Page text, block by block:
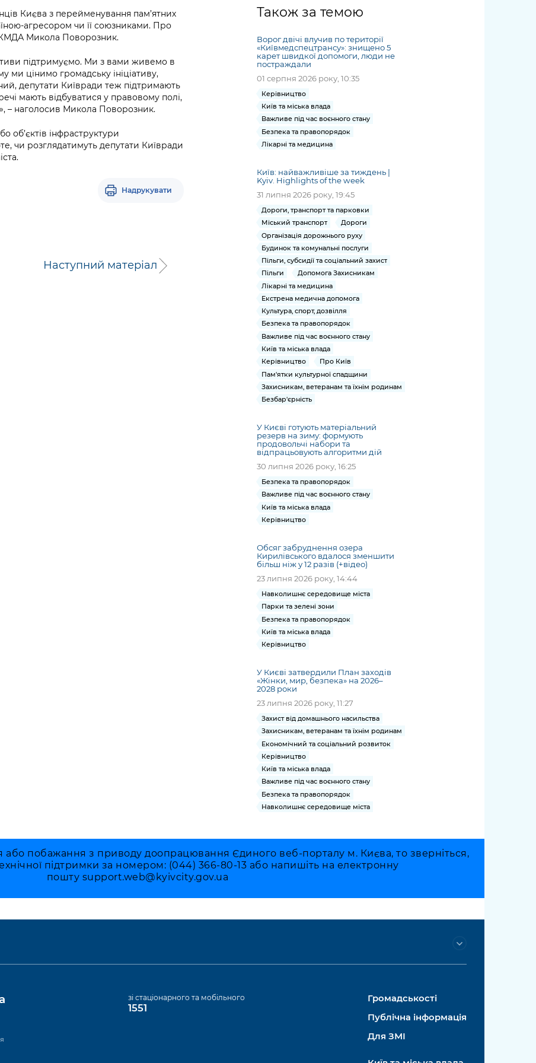
Статистика
Регуляторна діяльність
Безбар'єрність
Київська міська військова
адміністрація
медицина
навчальні
та
міста
Фінанси та бюджет
Ритуальні послуги
Іноземцям / For
Портал послуг
Міський застосунок Київ
Цифровий
Важливе під час
воєнного стану
експертиза
Громадський
міській військовій
адміністрації
«Ініціатива
«Партнерство
«Відкритий Уряд» –
місцевий рівень»
Важливе під час
воєнного стану
Інформація з
обмеженим
Подати запит
онлайн
Проекти
інших актів
Порядок
рішень, дій чи
бездіяльності
розпорядників
інформації
Звіти про
опрацювання
запитів на
інформацію
дашборди
ся на
новини та
КМДА /
Subscribe
announce
ments
from the
KCSA
журналіст
ський
Submitting
a media
request
at work
Києва з перейменування пам’ятних
агресором чи її союзниками. Про
Микола Поворозник.
підтримуємо. Ми з вами живемо в
ми цінимо громадську ініціативу,
депутати Київради теж підтримають
мають відбуватися у правовому полі,
– наголосив Микола Поворозник.
об’єктів інфраструктури
чи розглядатимуть депутати Київради
Надрукувати
Наступний матеріал
Також за темою
Ворог двічі влучив по території
«Київмедспецтрансу»: знищено 5
карет швидкої допомоги, люди не
постраждали
01 серпня 2026 року, 10:35
Керівництво
Київ та міська влада
Важливе під час воєнного стану
Безпека та правопорядок
Лікарні та медицина
Київ: найважливіше за тиждень |
Kyiv. Highlights of the week
31 липня 2026 року, 19:45
Дороги, транспорт та парковки
Міський транспорт
Дороги
Організація дорожнього руху
Будинок та комунальні послуги
Пільги, субсидії та соціальний захист
Пільги
Допомога Захисникам
Лікарні та медицина
Екстрена медична допомога
Культура, спорт, дозвілля
Безпека та правопорядок
Важливе під час воєнного стану
Київ та міська влада
Керівництво
Про Київ
Пам'ятки культурної спадщини
Захисникам, ветеранам та їхнім родинам
Безбар'єрність
У Києві готують матеріальний
резерв на зиму: формують
продовольчі набори та
відпрацьовують алгоритми дій
30 липня 2026 року, 16:25
Безпека та правопорядок
Важливе під час воєнного стану
Київ та міська влада
Керівництво
Обсяг забруднення озера
Кирилівського вдалося зменшити
більш ніж у 12 разів (+відео)
23 липня 2026 року, 14:44
Навколишнє середовище міста
Парки та зелені зони
Безпека та правопорядок
Київ та міська влада
Керівництво
У Києві затвердили План заходів
«Жінки, мир, безпека» на 2026–
2028 роки
23 липня 2026 року, 11:27
Захист від домашнього насильства
Захисникам, ветеранам та їхнім родинам
Економічний та соціальний розвиток
Керівництво
Київ та міська влада
Важливе під час воєнного стану
Безпека та правопорядок
Навколишнє середовище міста
або побажання з приводу доопрацювання Єдиного веб-порталу м. Києва, то зверніться,
підтримки за номером: (044) 366-80-13 або напишіть на електронну
пошту support.web@kyivcity.gov.ua
зі стаціонарного та мобільного
1551
Громадськості
Публічна інформація
Для ЗМІ